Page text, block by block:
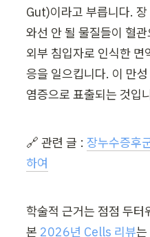
Gut)이라고 부릅니다.
와선 안 될 물질들이 혈
외부 침입자로 인식한 면
응을 일으킵니다. 이 만
염증으로 표출되는 것입
🔗 관련 글 : 장누수증후
하여
학술적 근거는 점점 두터
본 2026년 Cells 리뷰는